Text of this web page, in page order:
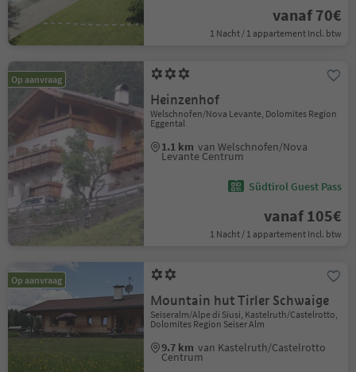
vanaf 70€
1 Nacht / 1 appartement Incl. btw
Op aanvraag
Heinzenhof
Welschnofen/Nova Levante, Dolomites Region
Eggental
1.1 km van Welschnofen/Nova
Levante Centrum
Südtirol Guest Pass
vanaf 105€
1 Nacht / 1 appartement Incl. btw
Op aanvraag
Mountain hut Tirler Schwaige
Seiseralm/Alpe di Siusi, Kastelruth/Castelrotto,
Dolomites Region Seiser Alm
9.7 km van Kastelruth/Castelrotto
Centrum